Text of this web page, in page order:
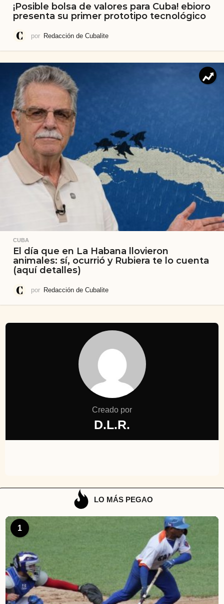
¡Posible bolsa de valores para Cuba! ebioro
presenta su primer prototipo tecnológico
por Redacción de Cubalite
CUBA
El día que en La Habana llovieron
animales: sí, ocurrió y Rubiera te lo cuenta
(aquí detalles)
por Redacción de Cubalite
Creado por
D.L.R.
LO MÁS PEGAO
1